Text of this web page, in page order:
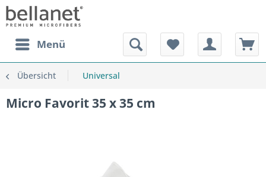
Menü
Übersicht Universal
Micro Favorit 35 x 35 cm